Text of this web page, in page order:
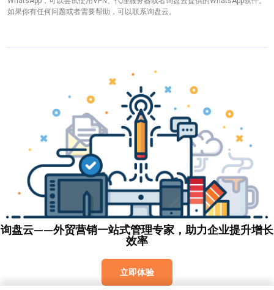
如果你有任何问题或者需要帮助，可以联系询盘云。
询盘云——外贸营销一站式管理专家，助力企业提升增长
效率
立即体验